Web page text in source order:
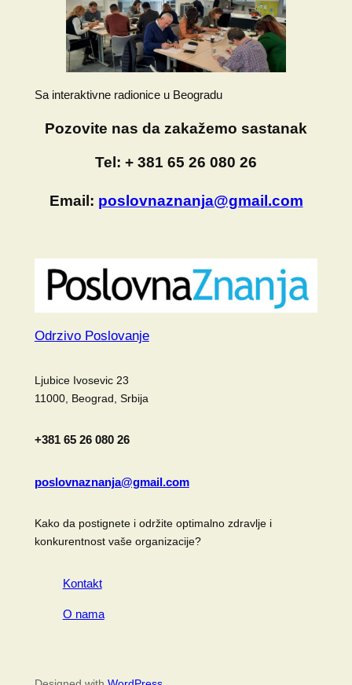
Sa interaktivne radionice u Beogradu
Pozovite nas da zakažemo sastanak
Tel: + 381 65 26 080 26
Email: poslovnaznanja@gmail.com
Odrzivo Poslovanje
Ljubice Ivosevic 23
11000, Beograd, Srbija
+381 65 26 080 26
poslovnaznanja@gmail.com
Kako da postignete i održite optimalno zdravlje i
konkurentnost vaše organizacije?
Kontakt
O nama